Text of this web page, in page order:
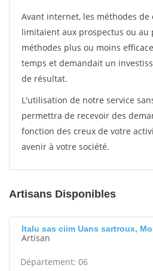
Avant internet, les méthodes de
limitaient aux prospectus ou au
méthodes plus ou moins
temps et demandait un
de résultat.
L'utilisation de notre service
permettra de recevoir des
fonction des creux de votre
avenir à votre société.
Artisans Disponibles
Italu sas ciim Uans sartroux,
Artisan
Département: 06